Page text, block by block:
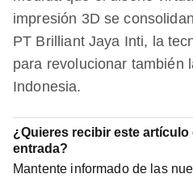
impresión 3D se
PT Brilliant Jaya Inti, la
para revolucionar también
Indonesia.
¿Quieres recibir este artículo
entrada?
Mantente informado de las